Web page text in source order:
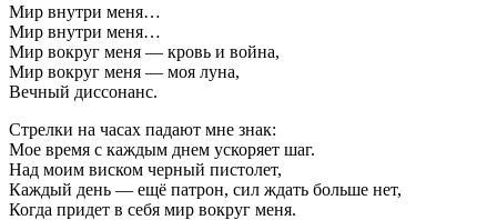
Мир внутри меня…
Мир внутри меня…
Мир вокруг меня — кровь и война,
Мир вокруг меня — моя луна,
Вечный диссонанс.
Стрелки на часах падают мне знак:
Мое время с каждым днем ускоряет шаг.
Над моим виском черный пистолет,
Каждый день — ещё патрон, сил ждать больше нет,
Когда придет в себя мир вокруг меня.